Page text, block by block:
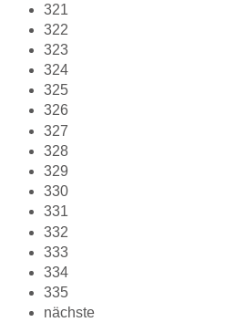
321
322
323
324
325
326
327
328
329
330
331
332
333
334
335
nächste